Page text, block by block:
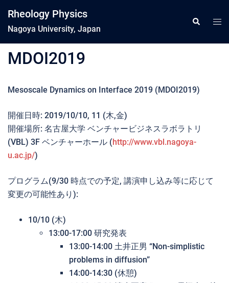
ン
Rheology Physics
Nagoya University, Japan
検
索
ト
MDOI2019
Mesoscale Dynamics on Interface 2019 (MDOI2019)
開催日時: 2019/10/10, 11 (木,金)
開催場所: 名古屋大学 ベンチャービジネスラボラトリ
(VBL) 3F ベンチャーホール (http://www.vbl.nagoya-
u.ac.jp/)
プログラム(9/30 時点での予定, 講演申し込み等に応じて
変更の可能性あり):
10/10 (木)
13:00-17:00 研究発表
13:00-14:00 土井正男 “Non-simplistic
problems in diffusion”
14:00-14:30 (休憩)